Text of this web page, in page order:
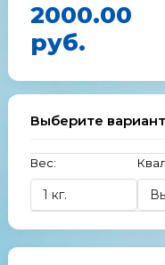
2000.00
руб.
Выберите
Вес: